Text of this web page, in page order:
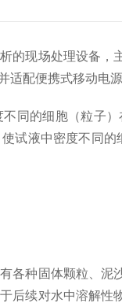
的现场处理设备，
配便携式移动电
的细胞（粒子）
试液中密度不同
种固体颗粒、泥
后续对水中溶解